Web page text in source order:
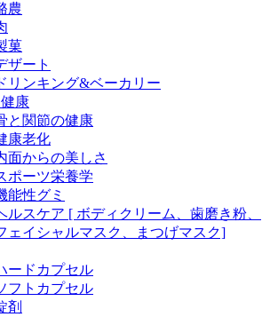
農
菓
ザート
リンキング&ベーカリー
康
と関節の健康
康老化
面からの美しさ
ポーツ栄養学
能性グミ
ルスケア [ ボディクリーム、歯磨き粉、
ェイシャルマスク、まつげマスク]
ードカプセル
フトカプセル
剤